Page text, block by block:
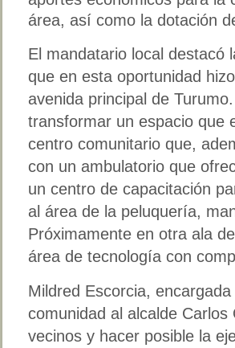
área, así como la dotación
El mandatario local destacó
que en esta oportunidad
avenida principal de
transformar un espacio que
centro comunitario que,
con un ambulatorio que
un centro de capacitación
al área de la peluquería,
Próximamente en otra ala
área de tecnología con
Mildred Escorcia,
comunidad al alcalde
vecinos y hacer posible la